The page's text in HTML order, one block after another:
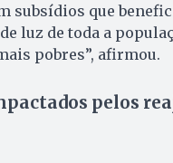
subsídios que
luz de toda a
pobres”, afirmou.
pelos